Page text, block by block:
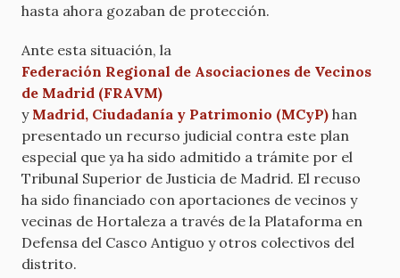
hasta ahora gozaban de protección.
Ante esta situación, la
Federación Regional de Asociaciones de Vecinos
de Madrid (FRAVM)
y Madrid, Ciudadanía y Patrimonio (MCyP) han
presentado un recurso judicial contra este plan
especial que ya ha sido admitido a trámite por el
Tribunal Superior de Justicia de Madrid. El recuso
ha sido financiado con aportaciones de vecinos y
vecinas de Hortaleza a través de la Plataforma en
Defensa del Casco Antiguo y otros colectivos del
distrito.